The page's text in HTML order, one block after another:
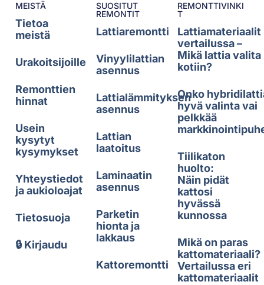
MEISTÄ
Tietoa
meistä
Urakoitsijoille
Remonttien
hinnat
Usein
kysytyt
kysymykset
Yhteystiedot
ja aukioloajat
Tietosuoja
🔒 Kirjaudu
SUOSITUT
REMONTIT
Lattiaremontti
Vinyylilattian
asennus
Lattialämmityksen
asennus
Lattian
laatoitus
Laminaatin
asennus
Parketin
hionta ja
lakkaus
Kattoremontti
REMONTTIVINKI
T
Lattiamateriaalit
vertailussa –
Mikä lattia valita
kotiin?
Onko
hyvä valinta vai
pelkkää
Tiilikaton
huolto:
Näin pidät
kattosi
hyvässä
kunnossa
Mikä on paras
kattomateriaali?
Vertailussa eri
kattomateriaalit